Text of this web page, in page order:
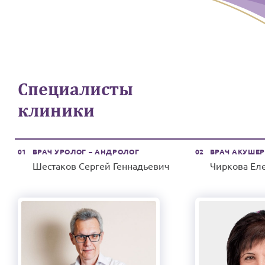
Специалисты
клиники
01 ВРАЧ УРОЛОГ – АНДРОЛОГ
Шестаков Сергей Геннадьевич
02 ВРАЧ
Чиркова